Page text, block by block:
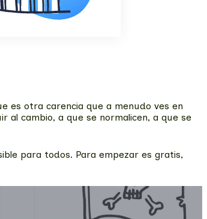
es otra carencia que a menudo ves en
al cambio, a que se normalicen, a que se
para todos. Para empezar es gratis,